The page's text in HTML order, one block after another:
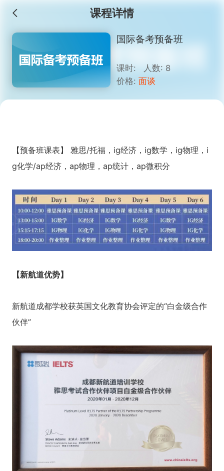
课程详情
国际备考预备班
课时: 人数: 8
价格: 面谈
【预备班课表】 雅思/托福，ig经济，ig数学，ig物理，i
g化学/ap经济，ap物理，ap统计，ap微积分
【新航道优势】
新航道成都学校获英国文化教育协会评定的“白金级合作
伙伴”